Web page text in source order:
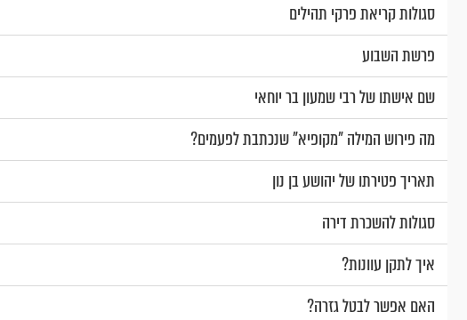
סגולות קריאת פרקי תהילים
פרשת השבוע
שם אישתו של רבי שמעון בר יוחאי
מה פירוש המילה "מקופיא" שנכתבת לפעמים?
תאריך פטירתו של יהושע בן נון
סגולות להשכרת דירה
איך לתקן עוונות?
האם אפשר לבטל גזרה?